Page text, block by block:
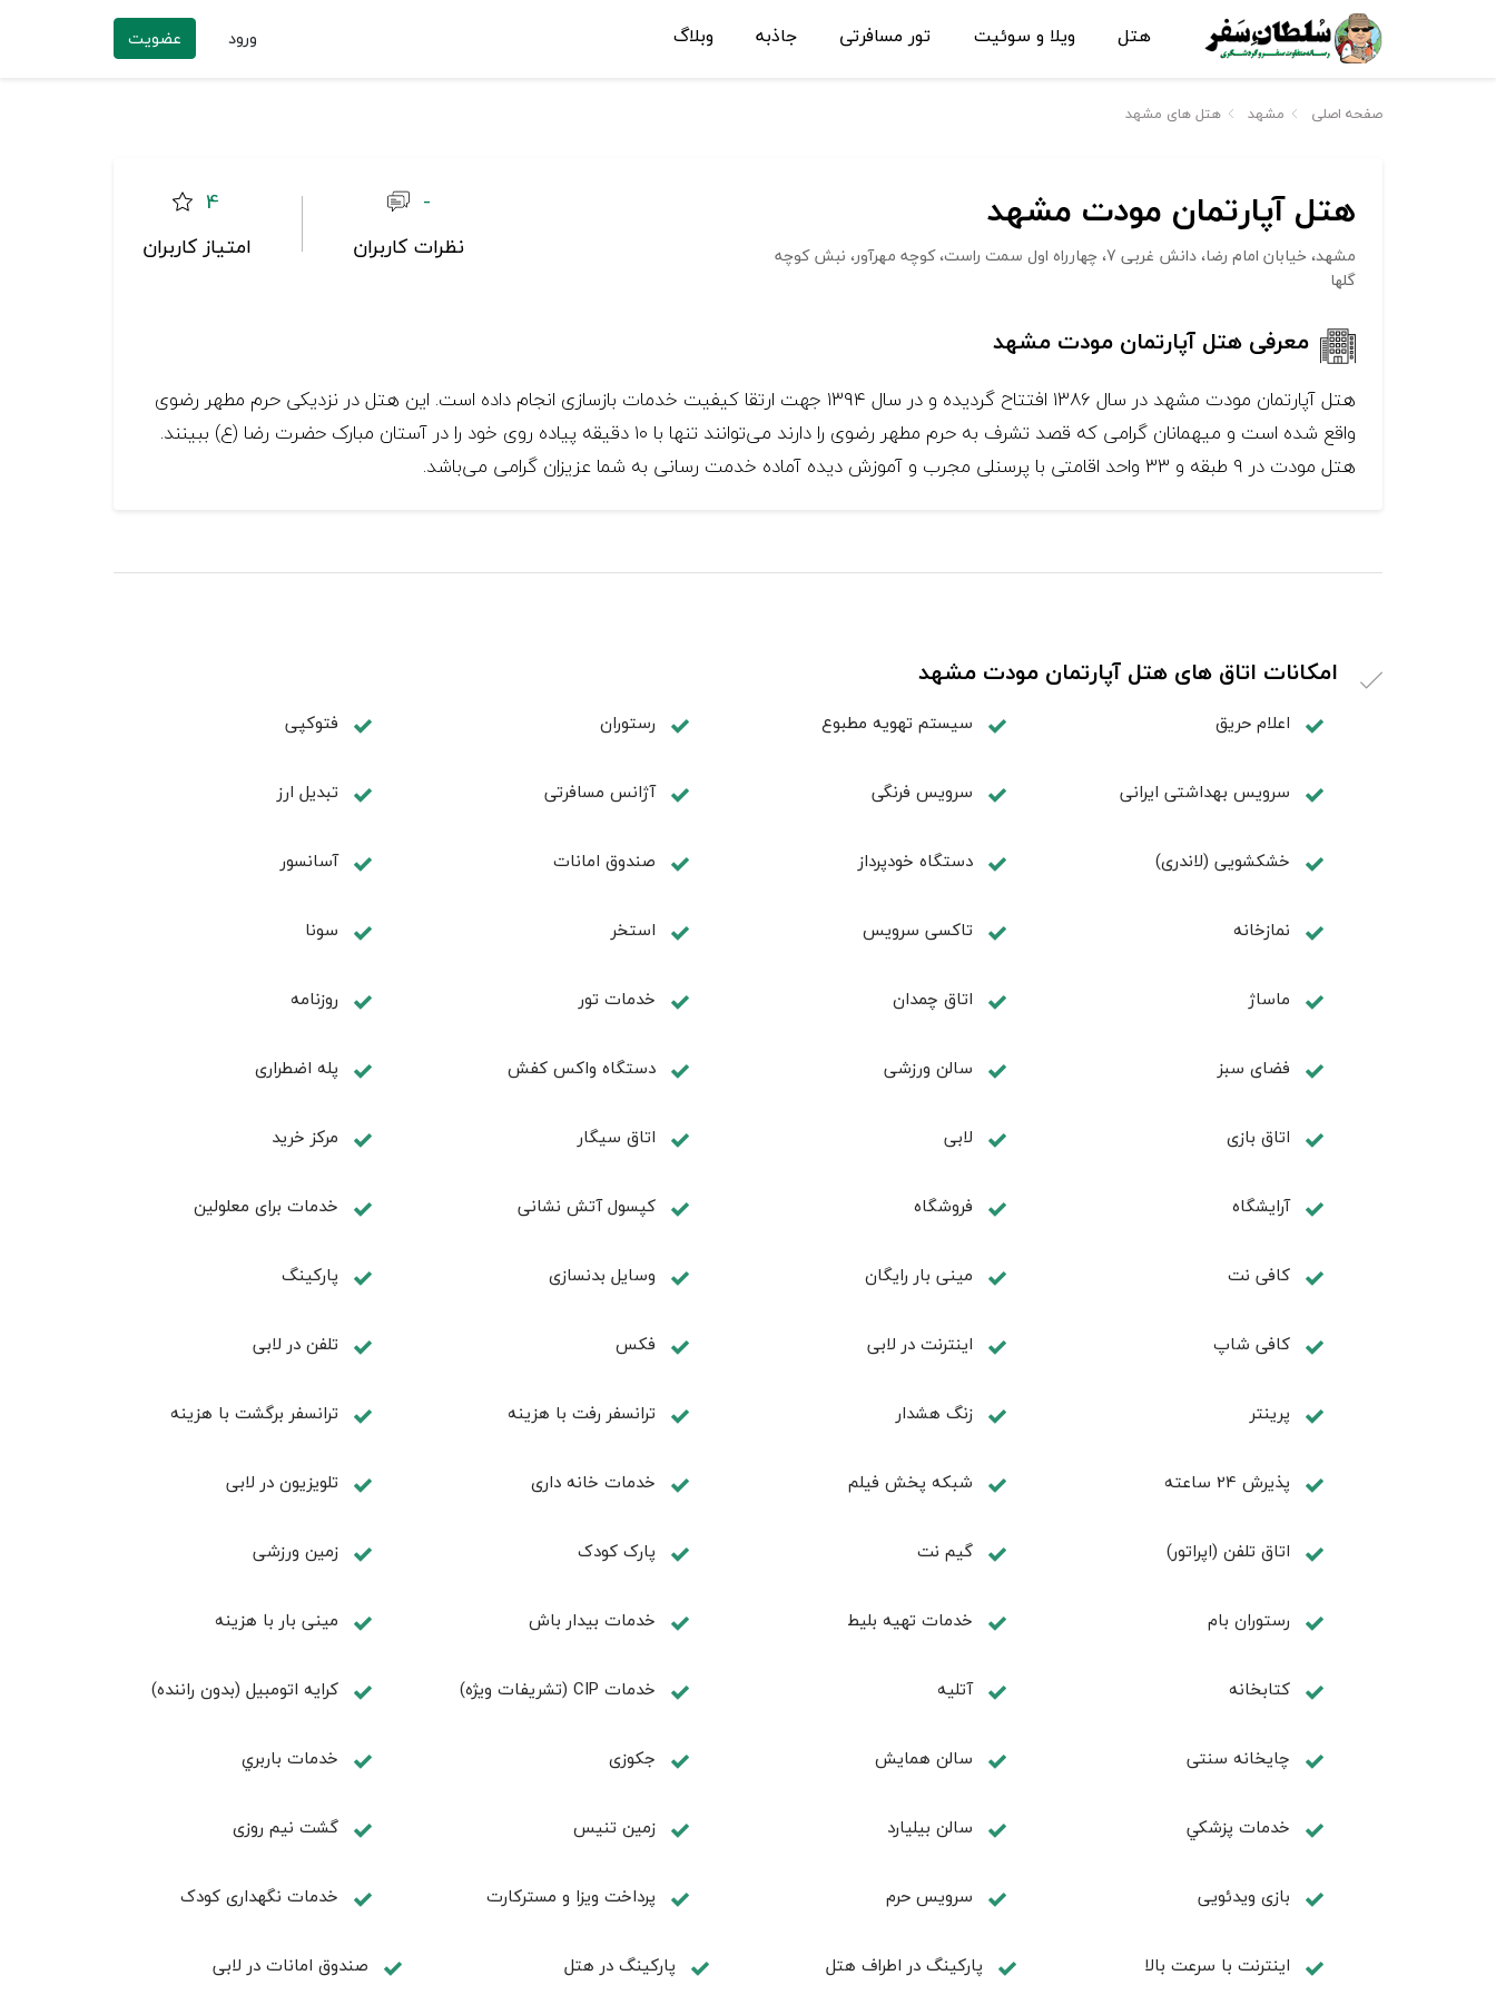
هتل ویلا و سوئیت تور مسافرتی جاذبه وبلاگ ورود عضویت
صفحه اصلی مشهد هتل های مشهد
هتل آپارتمان مودت مشهد
مشهد، خیابان امام رضا، دانش غربی 7، چهارراه اول سمت راست، کوچه مهرآور، نبش کوچه
گلها
4
امتیاز کاربران
-
نظرات کاربران
معرفی هتل آپارتمان مودت مشهد
هتل آپارتمان مودت مشهد در سال ۱۳۸۶ افتتاح گردیده و در سال ۱۳۹۴ جهت ارتقا کیفیت خدمات بازسازی انجام داده است. این هتل در نزدیکی حرم مطهر رضوی
واقع شده است و میهمانان گرامی که قصد تشرف به حرم مطهر رضوی را دارند می‌توانند تنها با ۱۰ دقیقه پیاده روی خود را در آستان مبارک حضرت رضا (ع) ببینند.
هتل مودت در ۹ طبقه و ۳۳ واحد اقامتی با پرسنلی مجرب و آموزش دیده آماده خدمت رسانی به شما عزیزان گرامی می‌باشد.
امکانات اتاق های هتل آپارتمان مودت مشهد
اعلام حریق سیستم تهویه مطبوع رستوران فتوکپی
سرویس بهداشتی ایرانی سرویس فرنگی آژانس مسافرتی تبديل ارز
خشکشویی (لاندری) دستگاه خودپرداز صندوق امانات آسانسور
نمازخانه تاکسی سرویس استخر سونا
ماساژ اتاق چمدان خدمات تور روزنامه
فضای سبز سالن ورزشی دستگاه واکس کفش پله اضطراری
اتاق بازی لابی اتاق سیگار مرکز خرید
آرایشگاه فروشگاه کپسول آتش نشانی خدمات برای معلولین
کافی نت مینی بار رایگان وسایل بدنسازی پاركينگ
كافی شاپ اينترنت در لابی فكس تلفن در لابی
پرینتر زنگ هشدار ترانسفر رفت با هزینه ترانسفر برگشت با هزینه
پذیرش 24 ساعته شبکه پخش فیلم خدمات خانه داری تلویزیون در لابی
اتاق تلفن (اپراتور) گیم نت پارک کودک زمین ورزشی
رستوران بام خدمات تهيه بليط خدمات بیدار باش مینی بار با هزینه
كتابخانه آتلیه خدمات CIP (تشریفات ویژه) کرایه اتومبیل (بدون راننده)
چايخانه سنتی سالن همايش جكوزی خدمات باربري
خدمات پزشكي سالن بيليارد زمين تنيس گشت نیم روزی
بازی ویدئویی سرویس حرم پرداخت ویزا و مسترکارت خدمات نگهداری کودک
اینترنت با سرعت بالا پارکینگ در اطراف هتل پارکینگ در هتل صندوق امانات در لابی